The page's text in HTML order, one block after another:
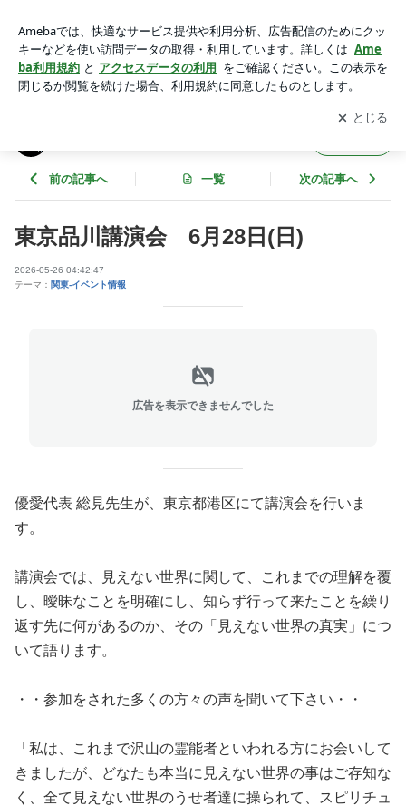
ト告知用ブログ
アプリをダウンロードして ブログの更新通知
を受け取りまし
ょう。
開く
前の記事へ 一覧 次の記事へ
東京品川講演会 6月28日(日)
2026-05-26 04:42:47
テーマ： 関東-イベント情報
広告を表示できませんでした
優愛代表 総見先生が、東京都港区にて講演会を行いま
す。
講演会では、見えない世界に関して、これまでの理解を覆
し、曖昧なことを明確にし、知らず行って来たことを繰り
返す先に何があるのか、その「見えない世界の真実」につ
いて語ります。
・・参加をされた多くの方々の声を聞いて下さい・・
「私は、これまで沢山の霊能者といわれる方にお会いして
きましたが、どなたも本当に見えない世界の事はご存知な
く、全て見えない世界のうせ者達に操られて、スピリチュ